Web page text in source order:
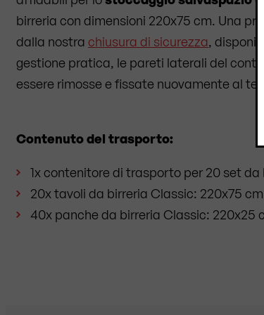
birreria con dimensioni 220x75 cm. Una
dalla nostra chiusura di sicurezza,
gestione pratica, le pareti laterali del
essere rimosse e fissate nuovamente al
Contenuto del trasporto:
1x contenitore di trasporto per 20 set da
20x tavoli da birreria Classic: 220x75 cm
40x panche da birreria Classic: 220x25